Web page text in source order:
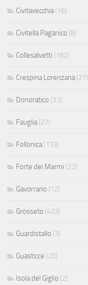
Civitavecchia (16)
Civitella Paganico (8)
Collesalvetti (182)
Crespina Lorenzana (27)
Donoratico (31)
Fauglia (27)
Follonica (133)
Forte dei Marmi (22)
Gavorrano (12)
Grosseto (433)
Guardistallo (3)
Guasticce (20)
Isola del Giglio (2)